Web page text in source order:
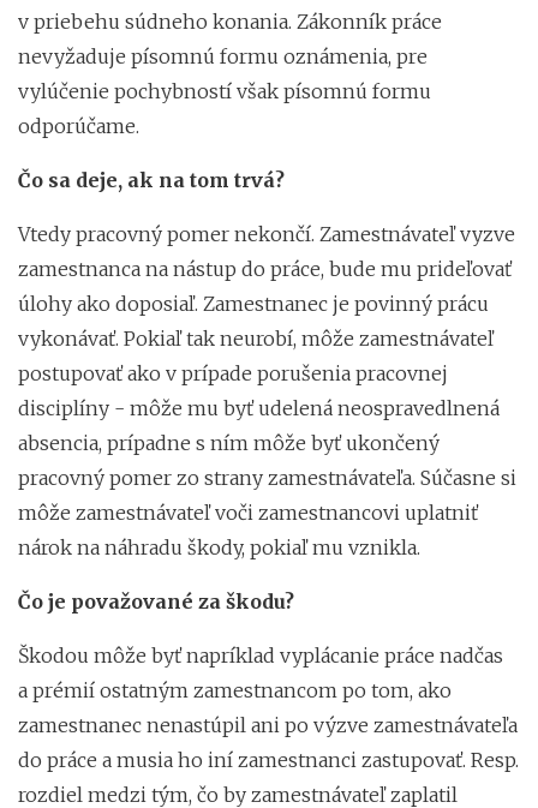
v priebehu súdneho konania. Zákonník práce
nevyžaduje písomnú formu oznámenia, pre
vylúčenie pochybností však písomnú formu
odporúčame.
Čo sa deje, ak na tom trvá?
Vtedy pracovný pomer nekončí. Zamestnávateľ vyzve
zamestnanca na nástup do práce, bude mu prideľovať
úlohy ako doposiaľ. Zamestnanec je povinný prácu
vykonávať. Pokiaľ tak neurobí, môže zamestnávateľ
postupovať ako v prípade porušenia pracovnej
disciplíny - môže mu byť udelená neospravedlnená
absencia, prípadne s ním môže byť ukončený
pracovný pomer zo strany zamestnávateľa. Súčasne si
môže zamestnávateľ voči zamestnancovi uplatniť
nárok na náhradu škody, pokiaľ mu vznikla.
Čo je považované za škodu?
Škodou môže byť napríklad vyplácanie práce nadčas
a prémií ostatným zamestnancom po tom, ako
zamestnanec nenastúpil ani po výzve zamestnávateľa
do práce a musia ho iní zamestnanci zastupovať. Resp.
rozdiel medzi tým, čo by zamestnávateľ zaplatil